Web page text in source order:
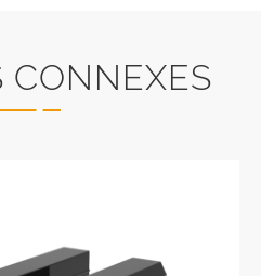
CONNEXES